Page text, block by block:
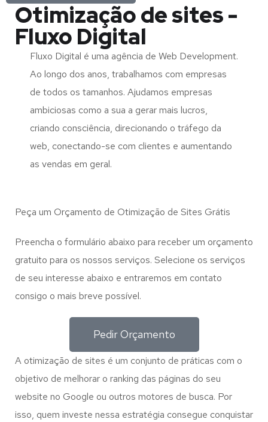
Otimização de sites -
Fluxo Digital
Fluxo Digital é uma agência de Web Development.
Ao longo dos anos, trabalhamos com empresas
de todos os tamanhos. Ajudamos empresas
ambiciosas como a sua a gerar mais lucros,
criando consciência, direcionando o tráfego da
web, conectando-se com clientes e aumentando
as vendas em geral.
Peça um Orçamento de Otimização de Sites Grátis
Preencha o formulário abaixo para receber um orçamento
gratuito para os nossos serviços. Selecione os serviços
de seu interesse abaixo e entraremos em contato
consigo o mais breve possível.
Pedir Orçamento
A otimização de sites é um conjunto de práticas com o
objetivo de melhorar o ranking das páginas do seu
website no Google ou outros motores de busca. Por
isso, quem investe nessa estratégia consegue conquistar